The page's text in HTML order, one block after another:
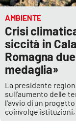
AMBIENTE
Crisi
siccità in
Romagna
medaglia»
La presidente
sull'aumento delle
l'avvio di un
coinvolge